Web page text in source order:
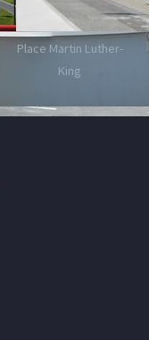
Place Martin Luther-
King